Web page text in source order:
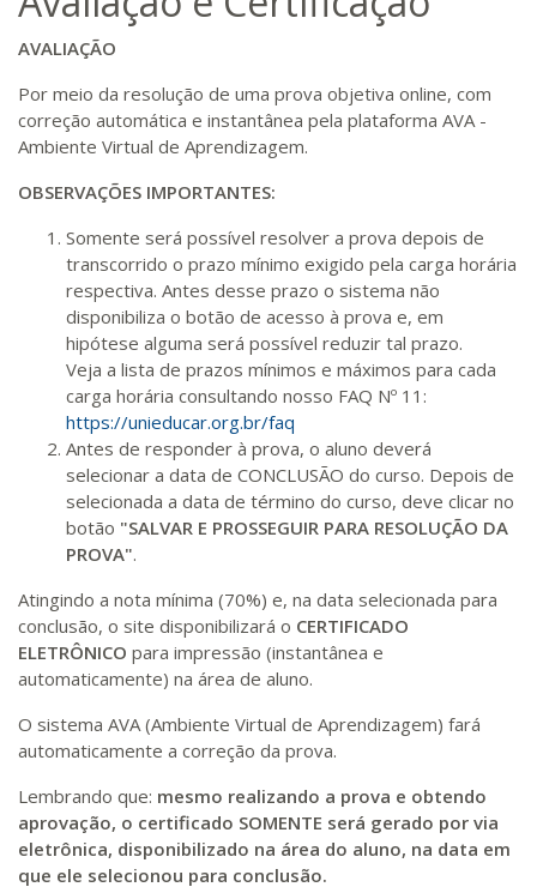
AVALIAÇÃO
Por meio da resolução de uma prova objetiva online, com
correção automática e instantânea pela plataforma AVA -
Ambiente Virtual de Aprendizagem.
OBSERVAÇÕES IMPORTANTES:
Somente será possível resolver a prova depois de
transcorrido o prazo mínimo exigido pela carga horária
respectiva. Antes desse prazo o sistema não
disponibiliza o botão de acesso à prova e, em
hipótese alguma será possível reduzir tal prazo.
Veja a lista de prazos mínimos e máximos para cada
carga horária consultando nosso FAQ Nº 11:
https://unieducar.org.br/faq
Antes de responder à prova, o aluno deverá
selecionar a data de CONCLUSÃO do curso. Depois de
selecionada a data de término do curso, deve clicar no
botão "SALVAR E PROSSEGUIR PARA RESOLUÇÃO DA
PROVA".
Atingindo a nota mínima (70%) e, na data selecionada para
conclusão, o site disponibilizará o CERTIFICADO
ELETRÔNICO para impressão (instantânea e
automaticamente) na área de aluno.
O sistema AVA (Ambiente Virtual de Aprendizagem) fará
automaticamente a correção da prova.
Lembrando que: mesmo realizando a prova e obtendo
aprovação, o certificado SOMENTE será gerado por via
eletrônica, disponibilizado na área do aluno, na data em
que ele selecionou para conclusão.